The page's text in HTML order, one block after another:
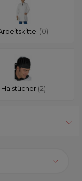
(0)
Halstücher (2)